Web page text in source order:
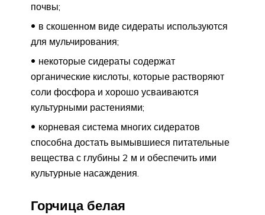
почвы;
в скошенном виде сидераты используются
для мульчирования;
некоторые сидераты содержат
органические кислоты, которые растворяют
соли фосфора и хорошо усваиваются
культурными растениями;
корневая система многих сидератов
способна достать вымывшиеся питательные
вещества с глубины 2 м и обеспечить ими
культурные насаждения.
Горчица белая